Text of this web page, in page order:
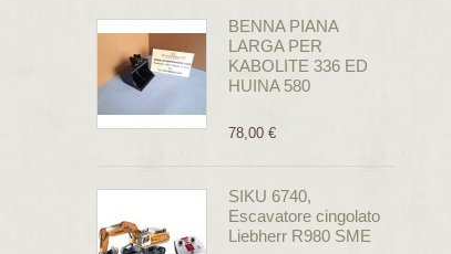
BENNA PIANA
LARGA PER
KABOLITE 336 ED
HUINA 580
78,00 €
SIKU 6740,
Escavatore cingolato
Liebherr R980 SME